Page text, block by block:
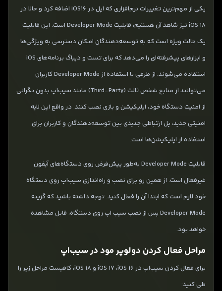
یکی از مهم‌ترین تغییرات نرم‌افزاری که اپل در iOS16 اضافه کرد و حالا در
iOS 18 نیز شاهد آن هستیم، قابلیت Developer Mode است. این قابلیت
یک حالت ویژه است که به توسعه‌دهندگان امکان دسترسی به ویژگی‌ها
و ابزارهای پیشرفته‌ای را می‌دهد که برای تست و دیباگ برنامه‌های iOS
استفاده می‌شوند. از طرفی با استفاده از Developer Mode کاربران
می‌توانند از منابع شخص ثالث (Third-Party) مانند سیب‌اپ بدون نگرانی
از امنیت دستگاه خود، اپلیکیشن و بازی نصب کنند. در واقع این لایه
امنیتی جدید، پل ارتباطی جدیدی بین توسعه‌دهندگان و کاربران برای
استفاده از اپلیکیشن‌ها است.
قابلیت Developer Mode به‌طور پیش‌فرض روی دستگاه‌های آیفون
غیرفعال است. از همین رو برای نصب و راه‌اندازی سیب‌اپ روی دستگاه
خود لازم است که ابتدا آن را فعال کنید. توجه داشته باشید که گزینه
Developer Mode پس از نصب سیب ‌اپ روی دستگاه، قابل مشاهده
خواهد بود.
مراحل فعال کردن دولوپر مود در سیب‌اپ
برای فعال کردن سیب‌اپ در iOS 17 ،iOS 16 و iOS 18، کافیست مراحل زیر را
طی کنید: